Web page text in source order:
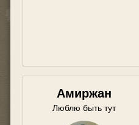
Амиржан
Люблю быть тут